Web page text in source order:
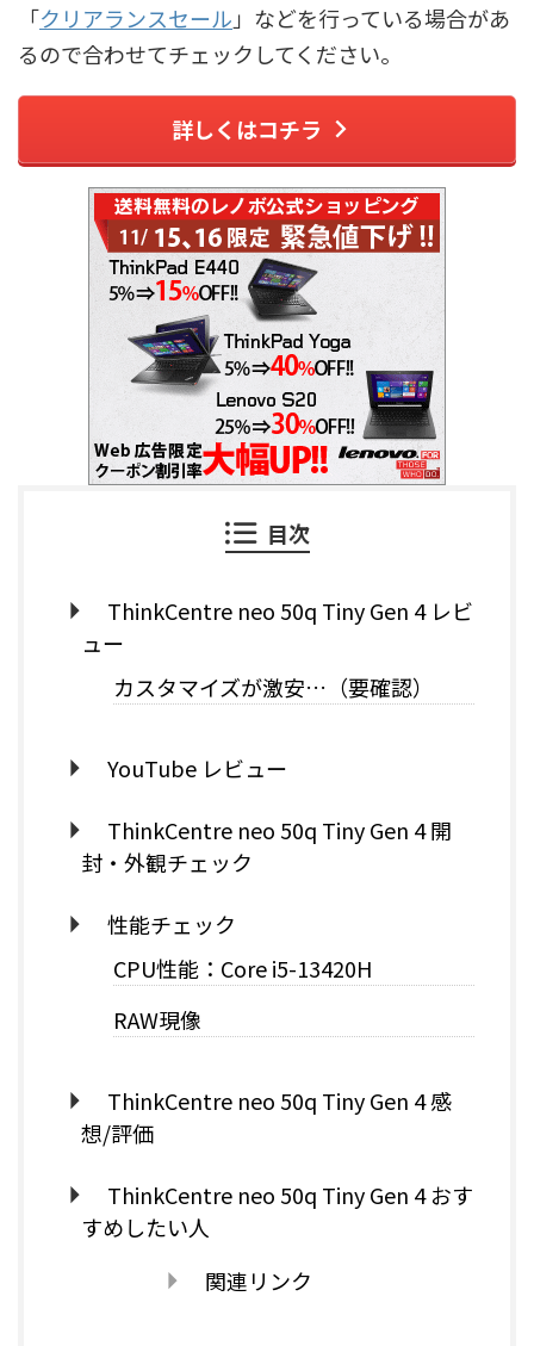
「クリアランスセール 」などを行っている場合があ
るので合わせてチェックしてください。
詳しくはコチラ
目次
ThinkCentre neo 50q Tiny Gen 4 レビ
ュー
カスタマイズが激安…（要確認）
YouTube レビュー
ThinkCentre neo 50q Tiny Gen 4 開
封・外観チェック
性能チェック
CPU性能：Core i5-13420H
RAW現像
ThinkCentre neo 50q Tiny Gen 4 感
想/評価
ThinkCentre neo 50q Tiny Gen 4 おす
すめしたい人
関連リンク